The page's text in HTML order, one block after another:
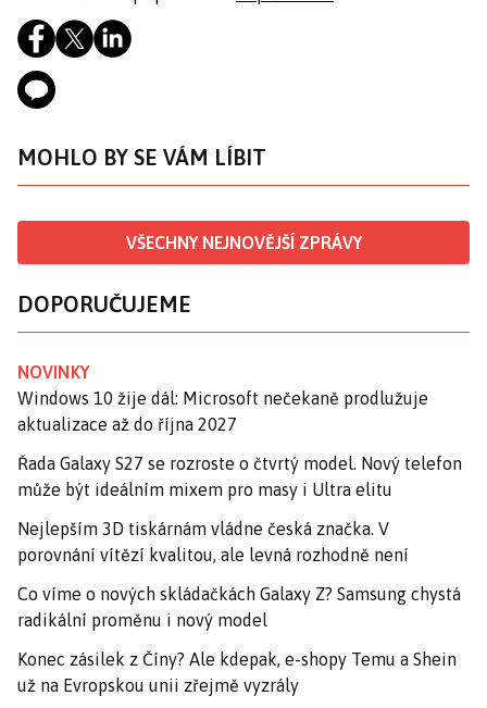
MOHLO BY SE VÁM LÍBIT
VŠECHNY NEJNOVĚJŠÍ ZPRÁVY
DOPORUČUJEME
NOVINKY
Windows 10 žije dál: Microsoft nečekaně prodlužuje
aktualizace až do října 2027
Řada Galaxy S27 se rozroste o čtvrtý model. Nový telefon
může být ideálním mixem pro masy i Ultra elitu
Nejlepším 3D tiskárnám vládne česká značka. V
porovnání vítězí kvalitou, ale levná rozhodně není
Co víme o nových skládačkách Galaxy Z? Samsung chystá
radikální proměnu i nový model
Konec zásilek z Číny? Ale kdepak, e-shopy Temu a Shein
už na Evropskou unii zřejmě vyzrály